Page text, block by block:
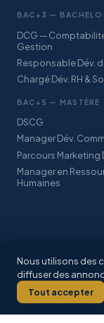
BAC+3 —
DCG —
Gestion
Responsable Dév.
Chargé Dév. RH &
BAC+5 — MASTÈRE
DSCG
Manager Dév.
Parcours Marketing
Manager en
Humaines
© 2026 IFCE SARL ·
Mentions légales
Nous utilisons des
diffuser des
Tout accepter